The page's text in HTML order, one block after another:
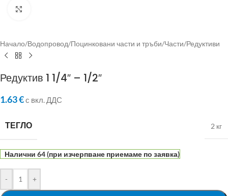
Начало/Водопровод/Поцинковани части и тръби/Части/Редуктиви
Редуктив 1 1/4″ – 1/2″
1.63€с вкл. ДДС
ТЕГЛО 2 кг
Налични 64 (при изчерпване приемаме по заявка)
- +